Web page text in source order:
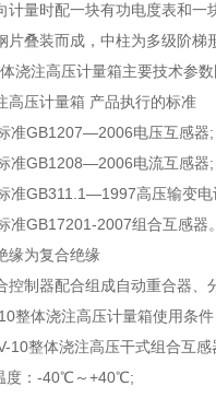
计量时配一块有功电度表和
片叠装而成，中柱为多级阶梯
浇注高压计量箱主要技术参数
高压计量箱 产品执行的标准
GB1207—2006电压互感器;
GB1208—2006电流互感器;
GB311.1—1997高压输变电
GB17201-2007组合互感器。
缘为复合绝缘
控制器配合组成自动重合器、
整体浇注高压计量箱使用条件
整体浇注高压干式组合互感
：-40℃～+40℃;